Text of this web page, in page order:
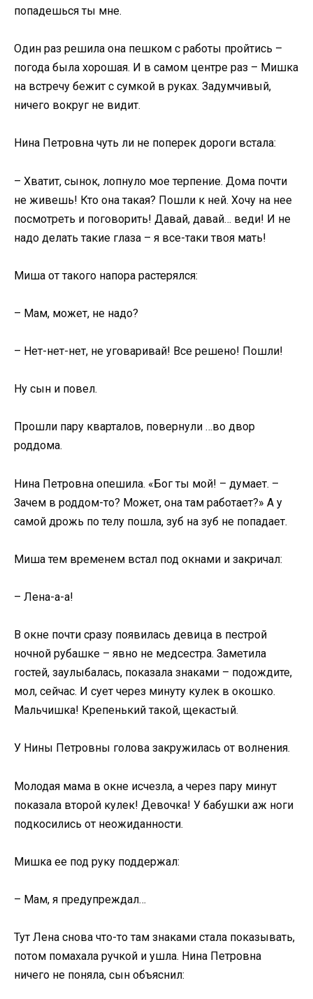
попадешься ты мне.
Один раз решила она пешком с работы пройтись –
погода была хорошая. И в самом центре раз – Мишка
на встречу бежит с сумкой в руках. Задумчивый,
ничего вокруг не видит.
Нина Петровна чуть ли не поперек дороги встала:
– Хватит, сынок, лопнуло мое терпение. Дома почти
не живешь! Кто она такая? Пошли к ней. Хочу на нее
посмотреть и поговорить! Давай, давай… веди! И не
надо делать такие глаза – я все-таки твоя мать!
Миша от такого напора растерялся:
– Мам, может, не надо?
– Нет-нет-нет, не уговаривай! Все решено! Пошли!
Ну сын и повел.
Прошли пару кварталов, повернули …во двор
роддома.
Нина Петровна опешила. «Бог ты мой! – думает. –
Зачем в роддом-то? Может, она там работает?» А у
самой дрожь по телу пошла, зуб на зуб не попадает.
Миша тем временем встал под окнами и закричал:
– Лена-а-а!
В окне почти сразу появилась девица в пестрой
ночной рубашке – явно не медсестра. Заметила
гостей, заулыбалась, показала знаками – подождите,
мол, сейчас. И сует через минуту кулек в окошко.
Мальчишка! Крепенький такой, щекастый.
У Нины Петровны голова закружилась от волнения.
Молодая мама в окне исчезла, а через пару минут
показала второй кулек! Девочка! У бабушки аж ноги
подкосились от неожиданности.
Мишка ее под руку поддержал:
– Мам, я предупреждал…
Тут Лена снова что-то там знаками стала показывать,
потом помахала ручкой и ушла. Нина Петровна
ничего не поняла, сын объяснил: